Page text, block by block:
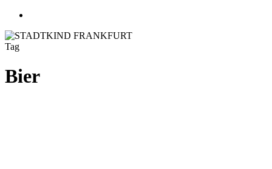
Tag
Bier